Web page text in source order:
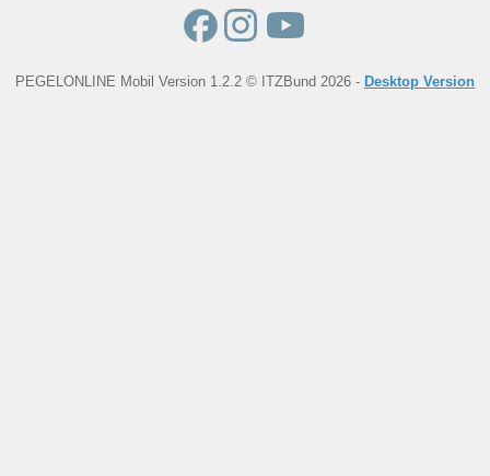
PEGELONLINE Mobil Version 1.2.2 © ITZBund 2026 - Desktop Version